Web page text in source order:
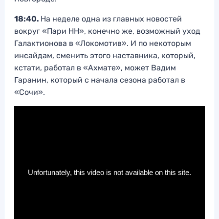
18:40. На неделе одна из главных новостей
вокруг «Пари НН», конечно же, возможный уход
Галактионова в «Локомотив». И по некоторым
инсайдам, сменить этого наставника, который,
кстати, работал в «Ахмате», может Вадим
Гаранин, который с начала сезона работал в
«Сочи».